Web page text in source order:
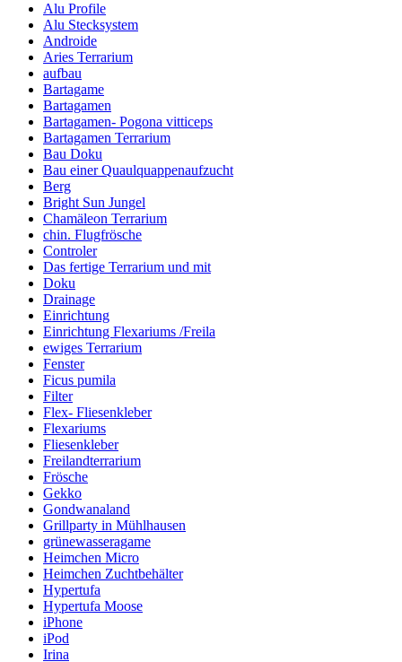
Alu Profile
Alu Stecksystem
Androide
Aries Terrarium
aufbau
Bartagame
Bartagamen
Bartagamen- Pogona vitticeps
Bartagamen Terrarium
Bau Doku
Bau einer Quaulquappenaufzucht
Berg
Bright Sun Jungel
Chamäleon Terrarium
chin. Flugfrösche
Controler
Das fertige Terrarium und mit
Doku
Drainage
Einrichtung
Einrichtung Flexariums /Freila
ewiges Terrarium
Fenster
Ficus pumila
Filter
Flex- Fliesenkleber
Flexariums
Fliesenkleber
Freilandterrarium
Frösche
Gekko
Gondwanaland
Grillparty in Mühlhausen
grünewasseragame
Heimchen Micro
Heimchen Zuchtbehälter
Hypertufa
Hypertufa Moose
iPhone
iPod
Irina